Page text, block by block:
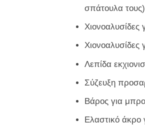
σπάτουλα
Χιονοαλυσίδες
Χιονοαλυσίδες
Λεπίδα
Σύζευξη
Βάρος για
Ελαστικό άκρο